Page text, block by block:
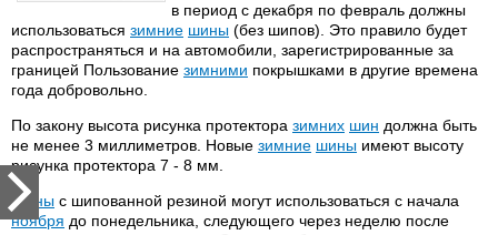
в период с декабря по февраль должны
использоваться зимние шины (без шипов). Это правило будет
распространяться и на автомобили, зарегистрированные за
границей Пользование зимними покрышками в другие времена
года добровольно.
По закону высота рисунка протектора зимних шин должна быть
не менее 3 миллиметров. Новые зимние шины имеют высоту
рисунка протектора 7 - 8 мм.
Шины с шипованной резиной могут использоваться с начала
ноября до понедельника, следующего через неделю после